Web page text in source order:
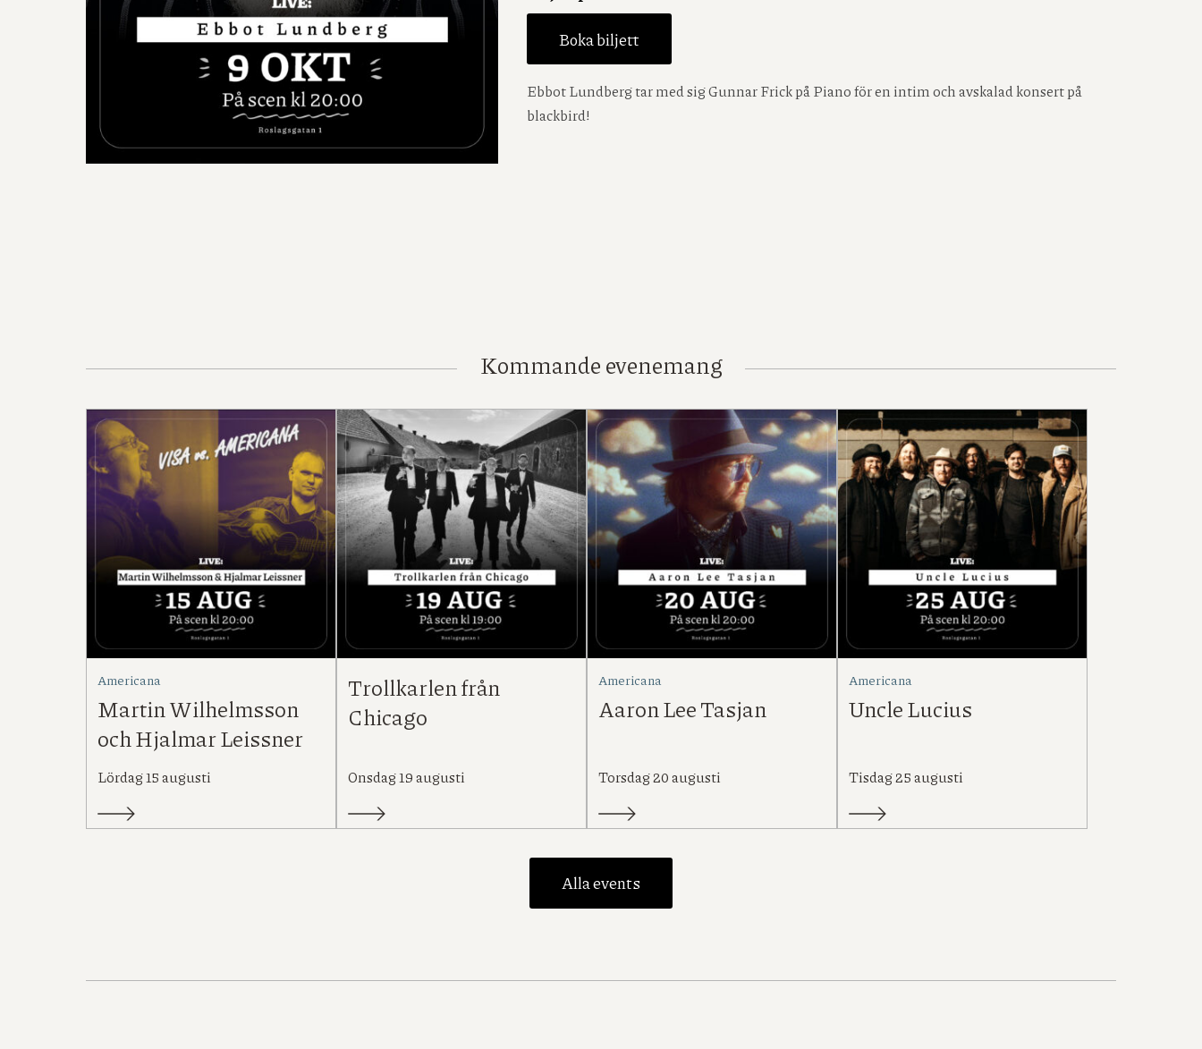
Boka biljett
Ebbot Lundberg tar med sig Gunnar Frick på Piano för en intim och avskalad konsert på
blackbird!
Kommande evenemang
Americana
Martin Wilhelmsson
och Hjalmar Leissner
Lördag 15 augusti
Trollkarlen från
Chicago
Onsdag 19 augusti
Americana
Aaron Lee Tasjan
Torsdag 20 augusti
Americana
Uncle Lucius
Tisdag 25 augusti
Alla events